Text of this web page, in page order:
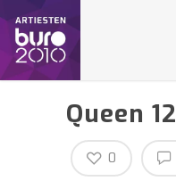
Queen 12
0